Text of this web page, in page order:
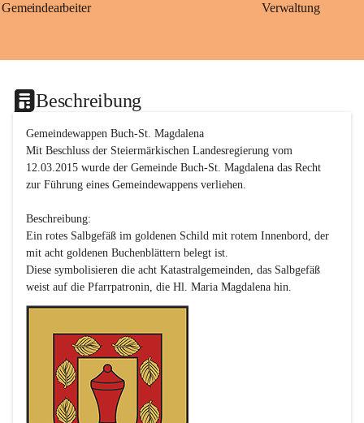
Gemeindearbeiter Verwaltung
Beschreibung
Gemeindewappen Buch-St. Magdalena
Mit Beschluss der Steiermärkischen Landesregierung vom
12.03.2015 wurde der Gemeinde Buch-St. Magdalena das Recht
zur Führung eines Gemeindewappens verliehen.
Beschreibung:
Ein rotes Salbgefäß im goldenen Schild mit rotem Innenbord, der
mit acht goldenen Buchenblättern belegt ist.
Diese symbolisieren die acht Katastralgemeinden, das Salbgefäß